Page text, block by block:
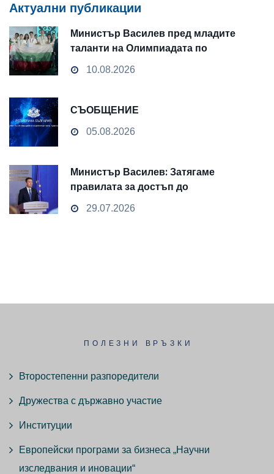
Актуални публикации
Министър Василев пред младите
таланти на Олимпиадата по
изкуствен интелект в Казахстан:
Миналият век беше решен от петрола,
10.08.2026
СЪОБЩЕНИЕ
05.08.2026
Министър Василев: Затягаме
правилата за достъп до
чувствителни данни
29.07.2026
ПОЛЕЗНИ ВРЪЗКИ
Второстепенни разпоредители
Дружества с държавно участие
Институции
Европейски програми за бизнеса „Научни
изследвания и иновации“